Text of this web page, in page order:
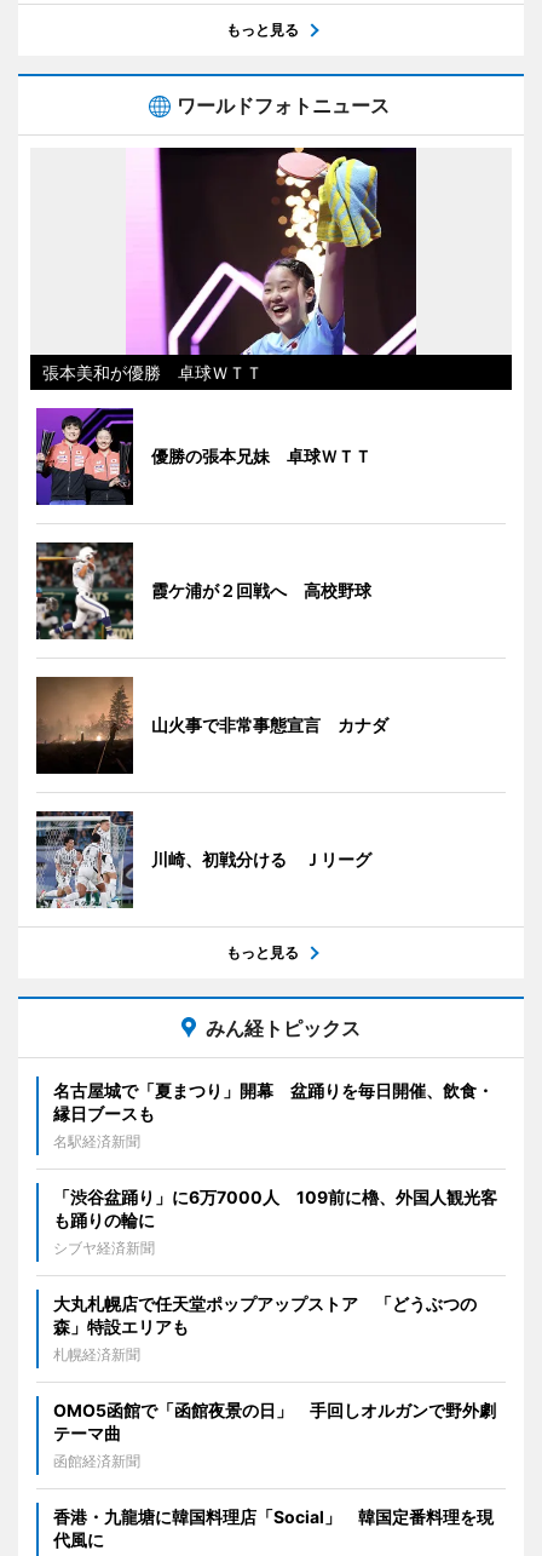
もっと見る
ワールドフォトニュース
張本美和が優勝 卓球ＷＴＴ
優勝の張本兄妹 卓球ＷＴＴ
霞ケ浦が２回戦へ 高校野球
山火事で非常事態宣言 カナダ
川崎、初戦分ける Ｊリーグ
もっと見る
みん経トピックス
名古屋城で「夏まつり」開幕 盆踊りを毎日開催、飲食・
縁日ブースも
名駅経済新聞
「渋谷盆踊り」に6万7000人 109前に櫓、外国人観光客
も踊りの輪に
シブヤ経済新聞
大丸札幌店で任天堂ポップアップストア 「どうぶつの
森」特設エリアも
札幌経済新聞
OMO5函館で「函館夜景の日」 手回しオルガンで野外劇
テーマ曲
函館経済新聞
香港・九龍塘に韓国料理店「Social」 韓国定番料理を現
代風に